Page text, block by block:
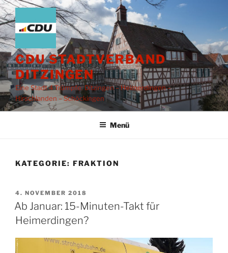
Zum
Inhalt
springen
CDU STADTVERBAND
DITZINGEN
Eine Stadt 4 Trümpfe: Ditzingen – Heimerdingen –
Hirschlanden – Schöckingen
Menü
KATEGORIE: FRAKTION
VERÖFFENTLICHT
AM
4. NOVEMBER 2018
Ab Januar: 15-Minuten-Takt für
Heimerdingen?